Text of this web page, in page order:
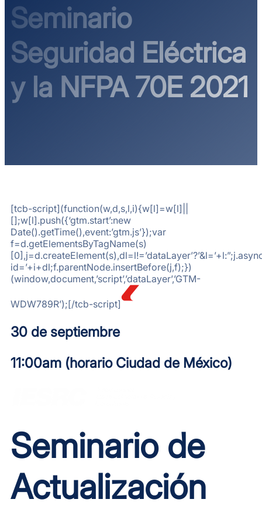
Seminario
Seguridad Eléctrica
y la NFPA 70E 2021
[tcb-script](function(w,d,s,l,i){w[l]=w[l]||
[];w[l].push({‘gtm.start’:new
Date().getTime(),event:’gtm.js’});var
f=d.getElementsByTagName(s)
id=’+i+dl;f.parentNode.insertBefore(j,f);})
(window,document,’script’,’dataLayer’,’GTM-
WDW789R’);[/tcb-script]
30 de septiembre
11:00am (horario Ciudad de México)
Seminario de
Actualización